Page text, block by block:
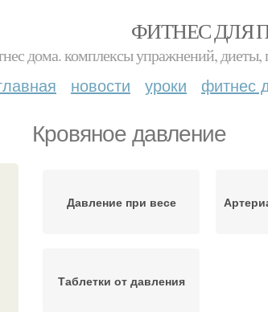
ФИТНЕС ДЛЯ
дома. комплексы упражнений, диеты,
новости уроки фитнес
Кровяное давление
Давление при весе
Таблетки от давления